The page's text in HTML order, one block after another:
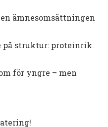
ämnesomsättningen
på struktur: proteinrik
för yngre – men